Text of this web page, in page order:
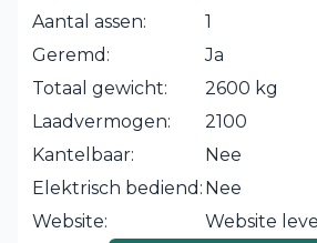
Aantal assen:
1
Geremd:
Ja
Totaal gewicht:
2600 kg
Laadvermogen:
2100
Kantelbaar:
Nee
Elektrisch bediend: Nee
Website:
Website